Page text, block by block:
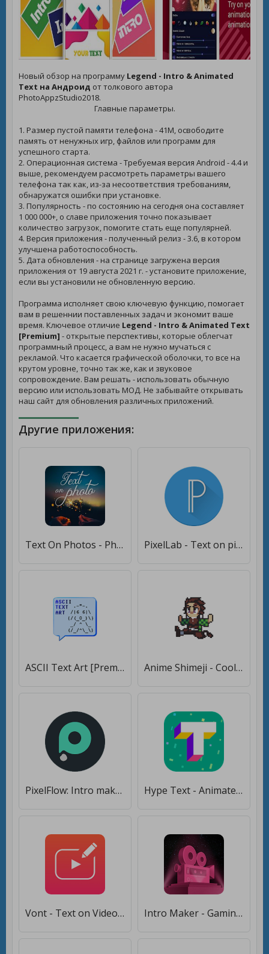
Новый обзор на программу Legend - Intro & Animated
Text на Андроид от толкового автора
PhotoAppzStudio2018.
Главные параметры.
1. Размер пустой памяти телефона - 41M, освободите
память от ненужных игр, файлов или программ для
успешного старта.
2. Операционная система - Требуемая версия Android - 4.4 и
выше, рекомендуем рассмотреть параметры вашего
телефона так как, из-за несоответствия требованиям,
обнаружатся ошибки при установке.
3. Популярность - по состоянию на сегодня она составляет
1 000 000+, о славе приложения точно показывает
количество загрузок, помогите стать еще популярней.
4. Версия приложения - полученный релиз - 3.6, в котором
улучшена работоспособность.
5. Дата обновления - на странице загружена версия
приложения от 19 августа 2021 г. - установите приложение,
если вы установили не обновленную версию.
Программа исполняет свою ключевую функцию, помогает
вам в решеннии поставленных задач и экономит ваше
время. Ключевое отличие Legend - Intro & Animated Text
[Premium] - открытые перспективы, которые облегчат
программный процесс, а вам не нужно мучаться с
рекламой. Что касается графической оболочки, то все на
крутом уровне, точно так же, как и звуковое
сопровождение. Вам решать - использовать обычную
версию или использовать МОД. Не забывайте открывать
наш сайт для обновления различных приложений.
Другие приложения:
Text On Photos - Photo Editor [Premium] PixelLab - Text on pictures [Premium]
ASCII Text Art [Premium] Anime Shimeji - Cool Sticker Animated on screen [Premium]
PixelFlow: Intro maker [Полная версия] Hype Text - Animated Text & Intro Maker [Без рекламы]
Vont - Text on Videos [Premium] Intro Maker - Gaming 3D intro & outro video editor [Полная версия]